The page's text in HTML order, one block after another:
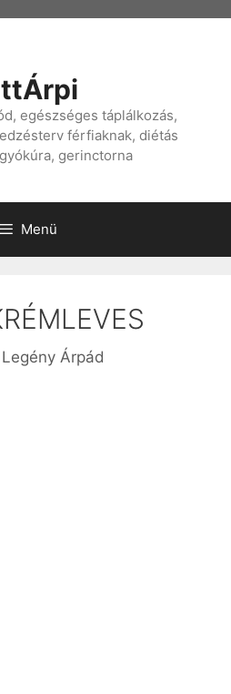
egészséges táplálkozás,
férfiaknak, diétás
gerinctorna
Menü
Legény Árpád